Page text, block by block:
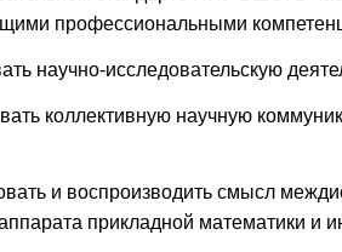
профессиональными
научно-исследовательскую
коллективную научную
и воспроизводить смысл
прикладной математики и